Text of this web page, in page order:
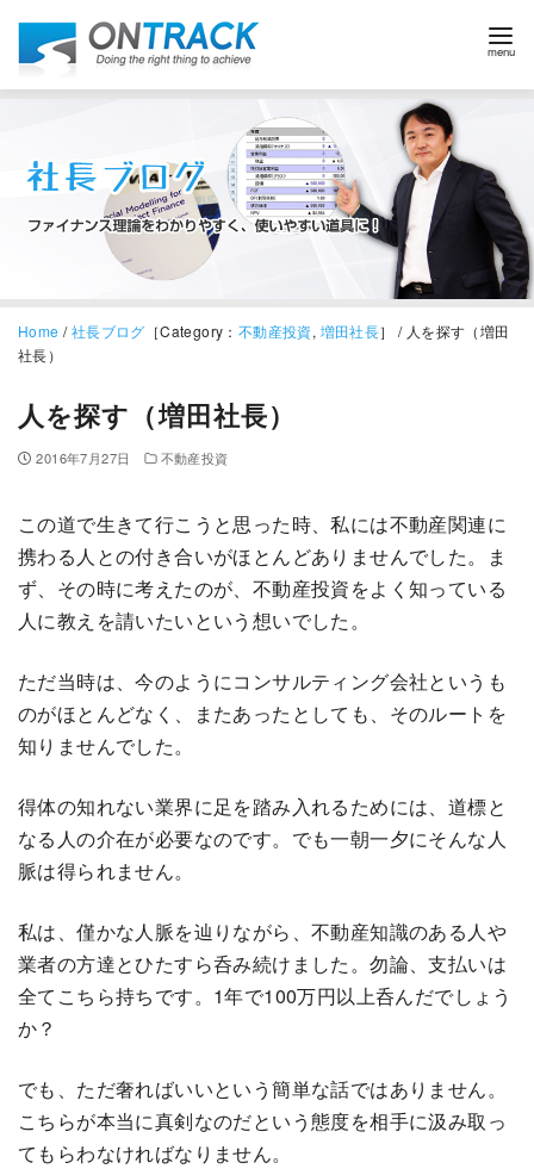
Home /社長ブログ ［Category： 不動産投資, 増田社長］ / 人を探す（増田
社長）
人を探す（増田社長）
2016年7月27日 不動産投資
この道で生きて行こうと思った時、私には不動産関連に
携わる人との付き合いがほとんどありませんでした。ま
ず、その時に考えたのが、不動産投資をよく知っている
人に教えを請いたいという想いでした。
ただ当時は、今のようにコンサルティング会社というも
のがほとんどなく、またあったとしても、そのルートを
知りませんでした。
得体の知れない業界に足を踏み入れるためには、道標と
なる人の介在が必要なのです。でも一朝一夕にそんな人
脈は得られません。
私は、僅かな人脈を辿りながら、不動産知識のある人や
業者の方達とひたすら呑み続けました。勿論、支払いは
全てこちら持ちです。1年で100万円以上呑んだでしょう
か？
でも、ただ奢ればいいという簡単な話ではありません。
こちらが本当に真剣なのだという態度を相手に汲み取っ
てもらわなければなりません。